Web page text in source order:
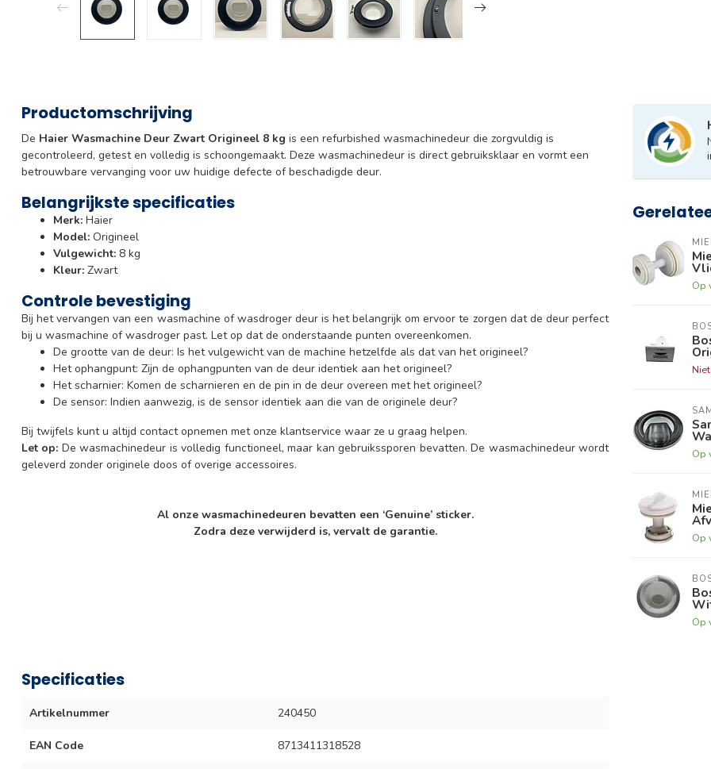
Productomschrijving
De Haier Wasmachine Deur Zwart Origineel 8 kg is een refurbished wasmachinedeur die zorgvuldig is
gecontroleerd, getest en volledig is schoongemaakt. Deze wasmachinedeur is direct gebruiksklaar en vormt een
betrouwbare vervanging voor uw huidige defecte of beschadigde deur.
Belangrijkste specificaties
Merk: Haier
Model: Origineel
Vulgewicht: 8 kg
Kleur: Zwart
Controle bevestiging
Bij het vervangen van een wasmachine of wasdroger deur is het belangrijk om ervoor te zorgen dat de deur perfect
bij u wasmachine of wasdroger past. Let op dat de onderstaande punten overeenkomen.
De grootte van de deur: Is het vulgewicht van de machine hetzelfde als dat van het origineel?
Het ophangpunt: Zijn de ophangpunten van de deur identiek aan het origineel?
Het scharnier: Komen de scharnieren en de pin in de deur overeen met het origineel?
De sensor: Indien aanwezig, is de sensor identiek aan die van de originele deur?
Bij twijfels kunt u altijd contact opnemen met onze klantservice waar ze u graag helpen.
Let op: De wasmachinedeur is volledig functioneel, maar kan gebruikssporen bevatten. De wasmachinedeur wordt
geleverd zonder originele doos of overige accessoires.
Al onze wasmachinedeuren bevatten een ‘Genuine’ sticker.
Zodra deze verwijderd is, vervalt de garantie.
Specificaties
Artikelnummer 240450
EAN Code 8713411318528
Op
Op
Op
Op